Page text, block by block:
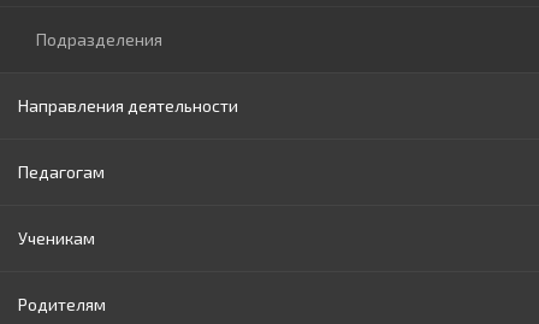
Закупки
Прозрачность
Подразделения
Направления деятельности
Раннее образование
Начальное образование
Гимназическое образование
Педагогам
Ученикам
Права и обязанности
Родителям